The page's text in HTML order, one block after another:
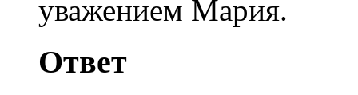
уважением Мария.
Ответ